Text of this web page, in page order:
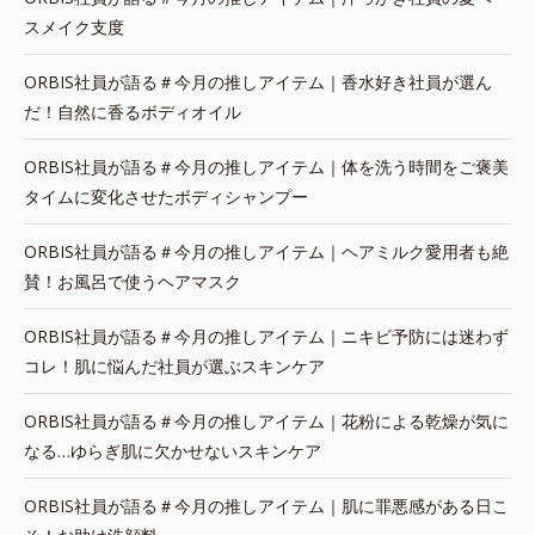
スメイク支度
ORBIS社員が語る＃今月の推しアイテム｜香水好き社員が選ん
だ！自然に香るボディオイル
ORBIS社員が語る＃今月の推しアイテム｜体を洗う時間をご褒美
タイムに変化させたボディシャンプー
ORBIS社員が語る＃今月の推しアイテム｜ヘアミルク愛用者も絶
賛！お風呂で使うヘアマスク
ORBIS社員が語る＃今月の推しアイテム｜ニキビ予防には迷わず
コレ！肌に悩んだ社員が選ぶスキンケア
ORBIS社員が語る＃今月の推しアイテム｜花粉による乾燥が気に
なる…ゆらぎ肌に欠かせないスキンケア
ORBIS社員が語る＃今月の推しアイテム｜肌に罪悪感がある日こ